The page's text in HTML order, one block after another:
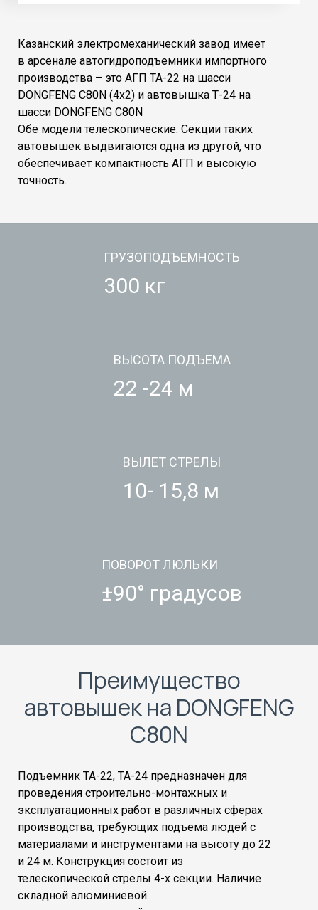
Казанский электромеханический завод имеет
в арсенале автогидроподъемники импортного
производства – это АГП ТА-22 на шасси
DONGFENG C80N (4х2) и автовышка Т-24 на
шасси DONGFENG C80N
Обе модели телескопические. Секции таких
автовышек выдвигаются одна из другой, что
обеспечивает компактность АГП и высокую
точность.
ГРУЗОПОДЪЕМНОСТЬ
300 кг
ВЫСОТА ПОДЪЕМА
22 -24 м
ВЫЛЕТ СТРЕЛЫ
10- 15,8 м
ПОВОРОТ ЛЮЛЬКИ
±90° градусов
Преимущество
автовышек на DONGFENG
C80N
Подъемник ТА-22, ТА-24 предназначен для
проведения строительно-монтажных и
эксплуатационных работ в различных сферах
производства, требующих подъема людей с
материалами и инструментами на высоту до 22
и 24 м. Конструкция состоит из
телескопической стрелы 4-х секции. Наличие
складной алюминиевой